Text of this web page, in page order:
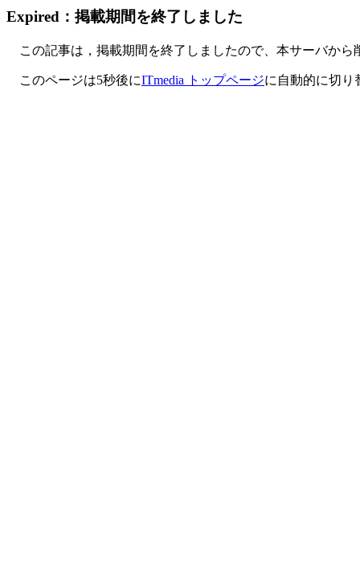
Expired：掲載期間を終了しました
この記事は，掲載期間を終了しましたので、本サーバから
このページは5秒後にITmedia トップページに自動的に切り